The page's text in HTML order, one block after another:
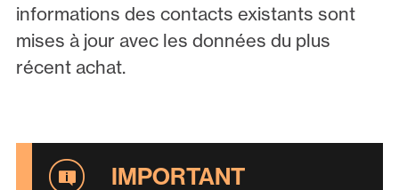
informations des contacts existants sont
mises à jour avec les données du plus
récent achat.